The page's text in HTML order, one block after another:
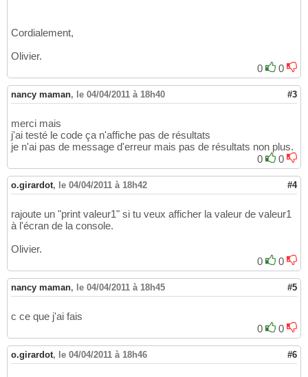
Cordialement,
Olivier.
0
0
nancy maman, le 04/04/2011 à 18h40 #3
merci mais
j'ai testé le code ça n'affiche pas de résultats
je n'ai pas de message d'erreur mais pas de résultats non plus.
0
0
o.girardot, le 04/04/2011 à 18h42 #4
rajoute un "print valeur1" si tu veux afficher la valeur de valeur1
à l'écran de la console.
Olivier.
0
0
nancy maman, le 04/04/2011 à 18h45 #5
c ce que j'ai fais
0
0
o.girardot, le 04/04/2011 à 18h46 #6